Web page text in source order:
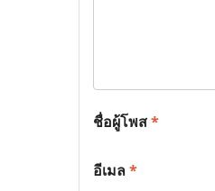
ชื่อผู้โพส*
อีเมล*